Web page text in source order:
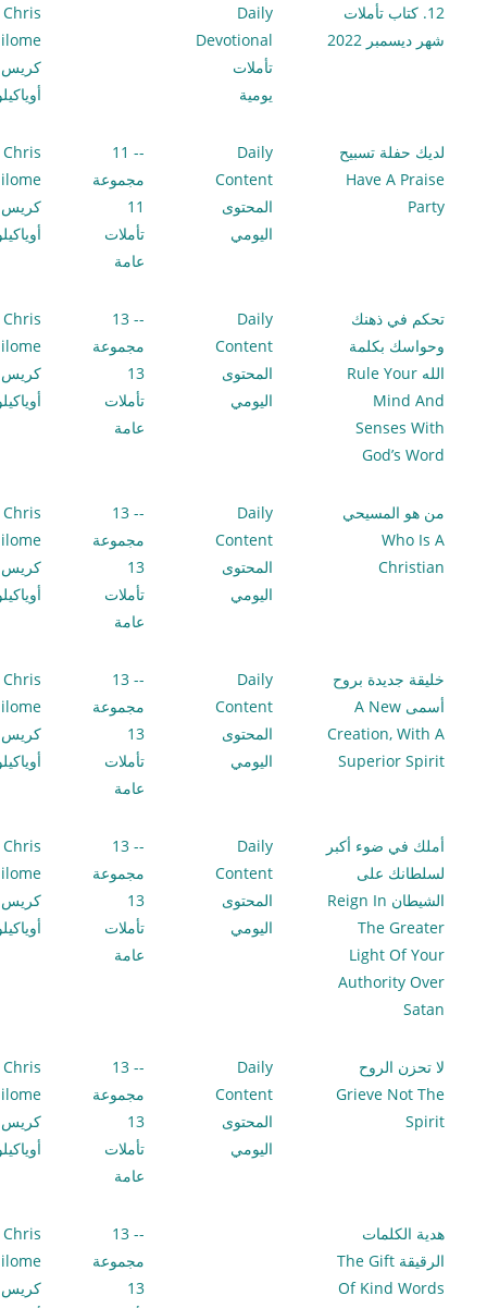
12. كتاب تأملات
شهر ديسمبر 2022
Daily
Devotional
تأملات
يومية
Chris
كريس
لديك حفلة تسبيح
Have A Praise
Party
Daily
Content
المحتوى
اليومي
-- 11
مجموعة
11
تأملات
عامة
Chris
كريس
تحكم في ذهنك
وحواسك بكلمة
الله Rule Your
Mind And
Senses With
God’s Word
Daily
Content
المحتوى
اليومي
-- 13
مجموعة
13
تأملات
عامة
Chris
كريس
من هو المسيحي
Who Is A
Christian
Daily
Content
المحتوى
اليومي
-- 13
مجموعة
13
تأملات
عامة
Chris
كريس
خليقة جديدة بروح
أسمى A New
Creation, With A
Superior Spirit
Daily
Content
المحتوى
اليومي
-- 13
مجموعة
13
تأملات
عامة
Chris
كريس
أملك في ضوء أكبر
لسلطانك على
الشيطان Reign In
The Greater
Light Of Your
Authority Over
Satan
Daily
Content
المحتوى
اليومي
-- 13
مجموعة
13
تأملات
عامة
Chris
كريس
لا تحزن الروح
Grieve Not The
Spirit
Daily
Content
المحتوى
اليومي
-- 13
مجموعة
13
تأملات
عامة
Chris
كريس
هدية الكلمات
الرقيقة The Gift
Of Kind Words
-- 13
مجموعة
13
Chris
كريس